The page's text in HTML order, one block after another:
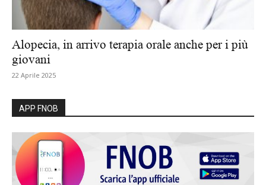
Alopecia, in arrivo terapia orale anche per i più
giovani
22 Aprile 2025
APP FNOB